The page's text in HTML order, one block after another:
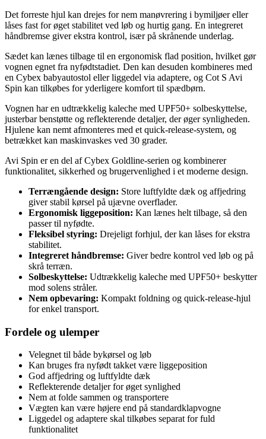
Det forreste hjul kan drejes for nem manøvrering i bymiljøer eller
låses fast for øget stabilitet ved løb og hurtig gang. En integreret
håndbremse giver ekstra kontrol, især på skrånende underlag.
Sædet kan lænes tilbage til en ergonomisk flad position, hvilket gør
vognen egnet fra nyfødtstadiet. Den kan desuden kombineres med
en Cybex babyautostol eller liggedel via adaptere, og Cot S Avi
Spin kan tilkøbes for yderligere komfort til spædbørn.
Vognen har en udtrækkelig kaleche med UPF50+ solbeskyttelse,
justerbar benstøtte og reflekterende detaljer, der øger synligheden.
Hjulene kan nemt afmonteres med et quick-release-system, og
betrækket kan maskinvaskes ved 30 grader.
Avi Spin er en del af Cybex Goldline-serien og kombinerer
funktionalitet, sikkerhed og brugervenlighed i et moderne design.
Terrængående design: Store luftfyldte dæk og affjedring
giver stabil kørsel på ujævne overflader.
Ergonomisk liggeposition: Kan lænes helt tilbage, så den
passer til nyfødte.
Fleksibel styring: Drejeligt forhjul, der kan låses for ekstra
stabilitet.
Integreret håndbremse: Giver bedre kontrol ved løb og på
skrå terræn.
Solbeskyttelse: Udtrækkelig kaleche med UPF50+ beskytter
mod solens stråler.
Nem opbevaring: Kompakt foldning og quick-release-hjul
for enkel transport.
Fordele og ulemper
Velegnet til både bykørsel og løb
Kan bruges fra nyfødt takket være liggeposition
God affjedring og luftfyldte dæk
Reflekterende detaljer for øget synlighed
Nem at folde sammen og transportere
Vægten kan være højere end på standardklapvogne
Liggedel og adaptere skal tilkøbes separat for fuld
funktionalitet